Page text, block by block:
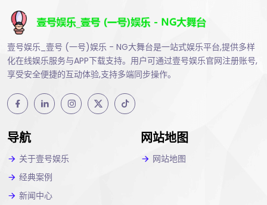
壹号娱乐_壹号 (一号)娱乐 - NG大舞台是一站式娱乐平台,提供多样
化在线娱乐服务与APP下载支持。用户可通过壹号娱乐官网注册账号,
享受安全便捷的互动体验,支持多端同步操作。
导航
关于壹号娱乐
经典案例
新闻中心
网站地图
网站地图